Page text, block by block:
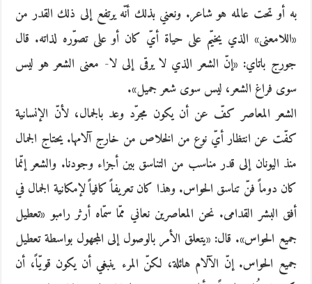
به أو تحت عالمه هو شاعر. ونعني بذلك أنّه يرتفع إلى ذلك القدر من
«اللامعنى» الذي يخيّم على حياة أيّ كان أو على تصوّره لذاته. قال
جورج باتاي: «إنّ الشعر الذي لا يرقى إلى لا- معنى الشعر هو ليس
سوى فراغ الشعر، ليس سوى شعر جميل».
الشعر المعاصر كفّ عن أن يكون مجرّد وعد بالجمال، لأنّ الإنسانية
كفّت عن انتظار أيّ نوع من الخلاص من خارج آلامها. يحتاج الجمال
منذ اليونان إلى قدر مناسب من التناسق بين أجزاء وجودنا. والشعر إنّما
كان دوماً فنّ تناسق الحواس. وهذا كان تعريفاً كافياً لإمكانية الجمال في
أفق البشر القدامى. نحن المعاصرين نعاني ممّا سمّاه أرثر رامبو «تعطيل
جميع الحواس». قال: «يتعلق الأمر بالوصول إلى المجهول بواسطة تعطيل
جميع الحواس. إنّ الآلام هائلة، لكنّ المرء ينبغي أن يكون قويّاً، أن